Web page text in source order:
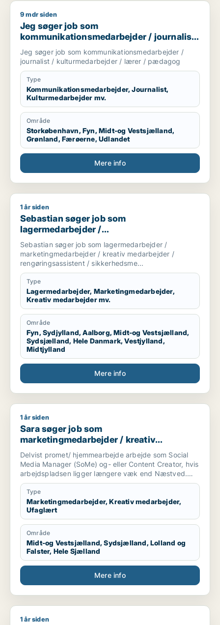
Jeg søger job som kommunikationsmedarbejder /
9 mdr siden
Jeg søger job som
kommunikationsmedarbejder / journalist
/ kulturmedarbejder / lærer / pædagog
Jeg søger job som kommunikationsmedarbejder /
journalist / kulturmedarbejder / lærer / pædagog
Type
Kommunikationsmedarbejder, Journalist,
Kulturmedarbejder mv.
Område
Storkøbenhavn, Fyn, Midt-og Vestsjælland,
Grønland, Færøerne, Udlandet
Mere info
Sebastian søger job som lagermedarbejder /
1 år siden
Sebastian søger job som
lagermedarbejder /
marketingmedarbejder / kreativ
medarbejder / rengøringsassistent /
sikkerhedsmedarbejder
Sebastian søger job som lagermedarbejder /
marketingmedarbejder / kreativ medarbejder /
rengøringsassistent / sikkerhedsme...
Type
Lagermedarbejder, Marketingmedarbejder,
Kreativ medarbejder mv.
Område
Fyn, Sydjylland, Aalborg, Midt-og Vestsjælland,
Sydsjælland, Hele Danmark, Vestjylland,
Midtjylland
Mere info
Sara søger job som marketingmedarbejder / kreativ
1 år siden
Sara søger job som
marketingmedarbejder / kreativ
medarbejder / ufaglært
Delvist promet/ hjemmearbejde arbejde som Social
Media Manager (SoMe) og- eller Content Creator, hvis
arbejdspladsen ligger længere væk end Næstved.
Har en søn på 7 hveranden uge.
Kompetencer:
- Certifikat fra kurser som Content Creator gennem
HomeyMedia og Online UGC Academy.
- Canva
- Office
- Outlook
- Mine kompetencer fra stilling som projektkoordinator
Type
Marketingmedarbejder, Kreativ medarbejder,
Ufaglært
Område
Midt-og Vestsjælland, Sydsjælland, Lolland og
Falster, Hele Sjælland
Mere info
Anne søger job som grafisk designer /
1 år siden